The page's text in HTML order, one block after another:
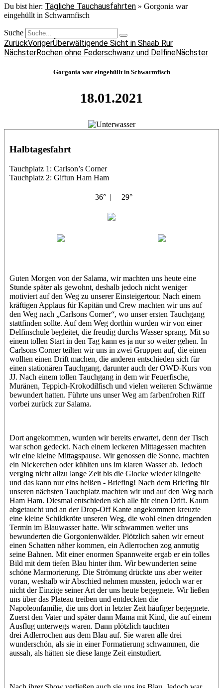
Du bist hier: Tägliche Tauchausfahrten » Gorgonia war
eingehüllt in Schwarmfisch
Suche
ZurückVorigerÜberwältigende Sicht in Shaab Rur
NächsterRochen ohne Federschwanz und DelfineNächster
Gorgonia war eingehüllt in Schwarmfisch
18.01.2021
Halbtagesfahrt
Tauchplatz 1: Carlson’s Corner
Tauchplatz 2: Giftun Ham Ham
36° | 29°
Guten Morgen von der Salama, wir machten uns heute eine
Stunde später als gewohnt, deshalb jedoch nicht weniger
motiviert auf den Weg zu unserer Einsteigertour. Nach einem
kräftigen Applaus für Kapitän und Crew machten wir uns auf
den Weg nach „Carlsons Corner“, wo unser ersten Tauchgang
stattfinden sollte. Auf dem Weg dorthin wurden wir von einer
Delfinschule begleitet, die freudig durchs Wasser sprang. Mit so
einem tollen Start in den Tag kann es ja nur so weiter gehen. In
Carlsons Corner teilten wir uns in zwei Gruppen auf, die einen
wollten einen Drift machen, die anderen entschieden sich für
einen stationären Tauchgang, darunter auch der OWD-Kurs von
JJ. Nach einem tollen Tauchgang in dem wir Feuerfische,
Muränen, Teppich-Krokodilfisch und vielen weiteren Schwärme
bewundert hatten. Führte uns unser Weg am farbenfrohen Riff
vorbei zurück zur Salama.
Dort angekommen, wurden wir bereits erwartet, denn der Tisch
war schon gedeckt. Nach einem leckeren Mittagessen machten
wir eine kleine Mittagspause. Wir genossen die Sonne, machten
ein Nickerchen oder kühlten uns im klaren Wasser ab. Jedoch
verging nicht allzu lange Zeit bis die Glocke wieder klingelte
und das kann nur eins heißen - Briefing! Nach dem Briefing für
unseren nächsten Tauchplatz machten wir und auf den Weg nach
Ham Ham. Diesmal entschieden sich alle für einen Drift. Kaum
abgetaucht und an der Drop-Off Kante angekommen kreuzte
eine kleine Schildkröte unseren Weg, die wohl einen dringenden
Termin im Blauwasser hatte. Wir schwammen weiter uns
bewunderten die Gorgonienwälder. Plötzlich sahen wir erneut
einen Schatten näher kommen, ein Adlerrochen zog anmutig
seine Bahnen. Mit einer enormen Spannweite ergab er ein tolles
Bild mit dem tiefen Blau hinter ihm. Wir bewunderten seine
schöne Marmorierung. Die Strömung drückte uns aber weiter
voran, weshalb wir Abschied nehmen mussten, jedoch war er
nicht der Einzige seiner Art der uns heute begegnete. Wir ließen
uns über das Plateau treiben und entdeckten die
Napoleonfamilie, die uns dort in letzter Zeit häufiger begegnete.
Zuerst den Vater und später dann Mama mit Kind, die auf einem
Ausflug unterwegs waren. Dann plötzlich tauchten
drei Adlerrochen aus dem Blau auf. Sie waren alle drei
wunderschön, als sie in einer Formatierung schwammen, die
aussah, als hätten sie diese lange Zeit einstudiert.